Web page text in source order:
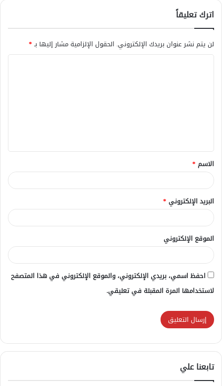
اترك تعليقاً
لن يتم نشر عنوان بريدك الإلكتروني. الحقول الإلزامية مشار إليها بـ*
ق
*
الاسم *
البريد الإلكتروني *
الموقع الإلكتروني
احفظ اسمي، بريدي الإلكتروني، والموقع الإلكتروني في هذا المتصفح
لاستخدامها المرة المقبلة في تعليقي.
تابعنا علي